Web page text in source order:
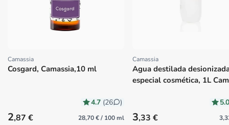
Proveedor:
Camassia
Cosgard, Camassia,10 ml
4.7 (26 )
Precio habitual
2,87 € 28,70 € / 100 ml
Proveedor:
Camassia
Agua destilada
especial cosmética, 1L
Precio habitual
3,33 €